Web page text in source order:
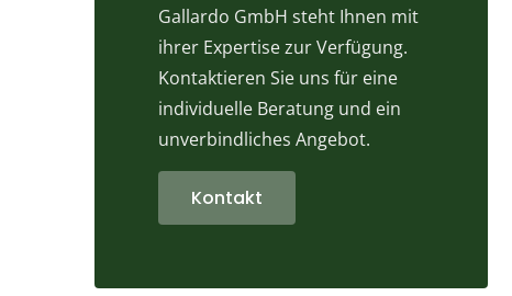
Gallardo GmbH steht Ihnen mit
ihrer Expertise zur Verfügung.
Kontaktieren Sie uns für eine
individuelle Beratung und ein
unverbindliches Angebot.
Kontakt